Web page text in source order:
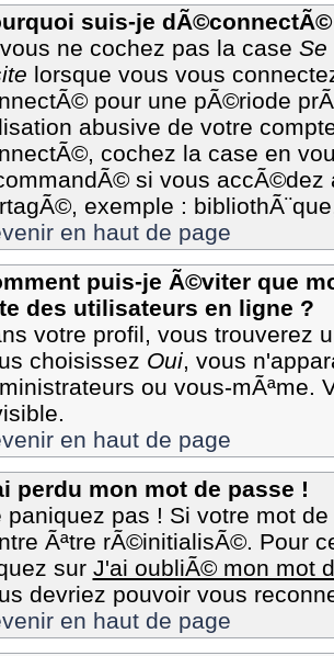
suis-je
ne cochez pas la case Se
lorsque vous vous
pour une pÃ©riode
abusive de votre
cochez la case en
si vous accÃ©dez
exemple :
en haut de page
puis-je Ã©viter que
des utilisateurs en ligne ?
votre profil, vous trouverez
choisissez Oui, vous
ou vous-mÃªme.
en haut de page
perdu mon mot de passe !
paniquez pas ! Si votre mot
Ãªtre rÃ©initialisÃ©. Pour
sur J'ai oubliÃ© mon mot
devriez pouvoir vous
en haut de page